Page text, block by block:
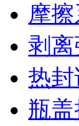
摩
剥
热
瓶